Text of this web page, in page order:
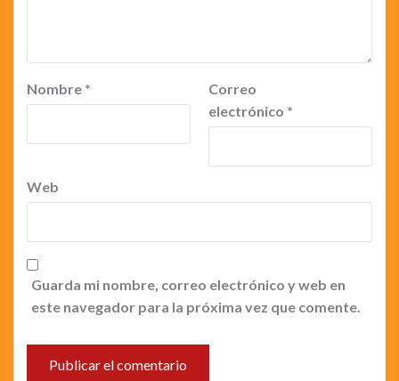
Nombre *
Correo
electrónico *
Web
Guarda mi nombre, correo electrónico y web en
este navegador para la próxima vez que comente.